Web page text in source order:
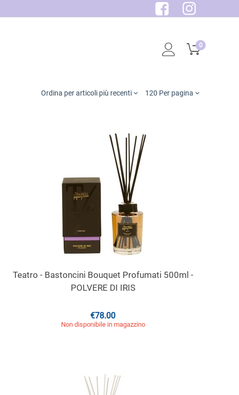
0
Ordina per articoli più recenti 120 Per pagina
Teatro - Bastoncini Bouquet Profumati 500ml -
POLVERE DI IRIS
€78.00
Non disponibile in magazzino